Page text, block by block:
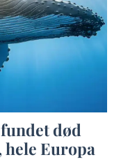
død
Europa